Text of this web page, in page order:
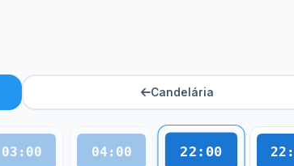
Candelária
03:00 04:00 22:00